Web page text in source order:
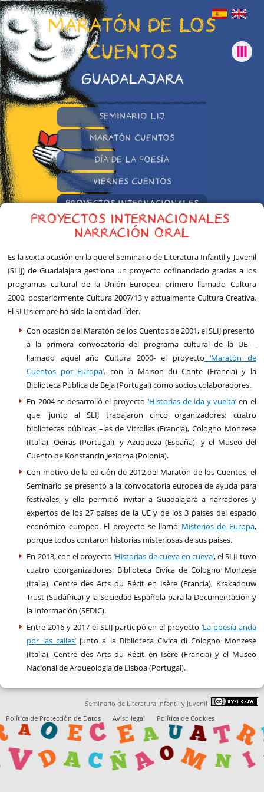
MARATÓN DE LOS
CUENTOS
GUADALAJARA
SEMINARIO LIJ
MARATÓN CUENTOS
DÍA DE LA POESÍA
VIERNES CUENTOS
PROYECTOS INTERNACIONALES
OTRAS INICIATIVAS
PROYECTOS INTERNACIONALES,
NARRACIÓN ORAL
Es la sexta ocasión en la que el Seminario de Literatura Infantil y Juvenil
(SLIJ) de Guadalajara gestiona un proyecto cofinanciado gracias a los
programas cultural de la Unión Europea: primero llamado Cultura
2000, posteriormente Cultura 2007/13 y actualmente Cultura Creativa.
El SLIJ siempre ha sido la entidad líder.
Con ocasión del Maratón de los Cuentos de 2001, el SLIJ presentó
a la primera convocatoria del programa cultural de la UE –
llamado aquel año Cultura 2000- el proyecto ‘Maratón de
Cuentos por Europa’, con la Maison du Conte (Francia) y la
Biblioteca Pública de Beja (Portugal) como socios colaboradores.
En 2004 se desarrolló el proyecto ‘Historias de ida y vuelta’ en el
que, junto al SLIJ trabajaron cinco organizadores: cuatro
bibliotecas públicas –las de Vitrolles (Francia), Cologno Monzese
(Italia), Oeiras (Portugal), y Azuqueza (España)- y el Museo del
Cuento de Konstancin Jeziorna (Polonia).
Con motivo de la edición de 2012 del Maratón de los Cuentos, el
Seminario se presentó a la convocatoria europea de ayuda para
festivales, y ello permitió invitar a Guadalajara a narradores y
expertos de los 27 países de la UE y de los 3 países del espacio
económico europeo. El proyecto se llamó Misterios de Europa,
porque todos contaron historias misteriosas de sus países.
En 2013, con el proyecto‘Historias de cueva en cueva’, el SLJI tuvo
cuatro coorganizadores: Biblioteca Cívica de Cologno Monzese
(Italia), Centre des Arts du Récit en Isère (Francia), Krakadouw
Trust (Sudáfrica) y la Sociedad Española para la Documentación y
la Información (SEDIC).
Entre 2016 y 2017 el SLIJ participó en el proyecto ‘La poesía anda
por las calles’junto a la Biblioteca Civica di Cologno Monzese
(Italia), Centre des Arts du Récit en Isère (Francia) y el Museo
Nacional de Arqueología de Lisboa (Portugal).
Seminario de Literatura Infantil y Juvenil
Política de Protección de Datos
Aviso legal Política de Cookies